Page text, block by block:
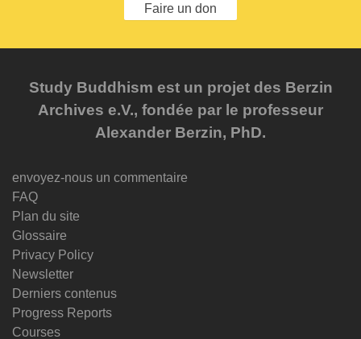
Faire un don
Study Buddhism est un projet des Berzin
Archives e.V., fondée par le professeur
Alexander Berzin, PhD.
envoyez-nous un commentaire
FAQ
Plan du site
Glossaire
Privacy Policy
Newsletter
Derniers contenus
Progress Reports
Courses